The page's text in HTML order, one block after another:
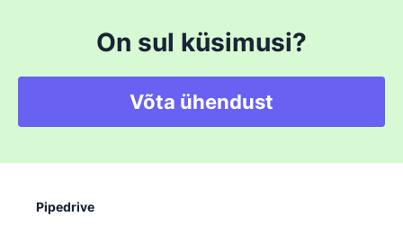
On sul küsimusi?
Võta ühendust
Pipedrive